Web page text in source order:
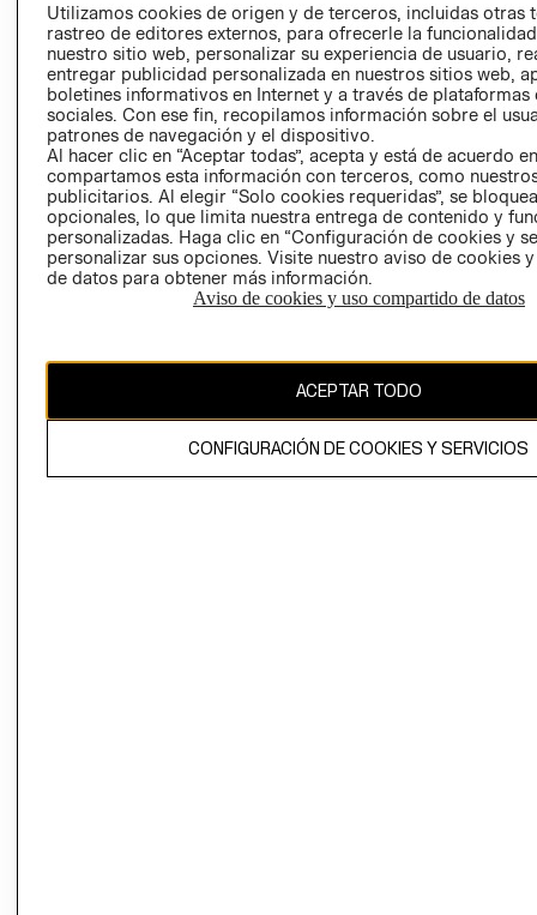
AVISO DE
PRIVACIDAD
GIFT CARD
AVISO DE
El contenido de esta página web está protegido por copyright y es
Utilizamos cookies de origen y de terceros, incluidas otras
rastreo de editores externos, para ofrecerle la
nuestro sitio web, personalizar su experiencia de usuario,
entregar publicidad personalizada en nuestros sitios web,
boletines informativos en Internet y a través de plataformas
sociales. Con ese fin, recopilamos información sobre el
patrones de navegación y el dispositivo.
Al hacer clic en “Aceptar todas”, acepta y está de acuerdo
compartamos esta información con terceros, como
publicitarios. Al elegir “Solo cookies requeridas”, se
opcionales, lo que limita nuestra entrega de contenido y
personalizadas. Haga clic en “Configuración de cookies y
personalizar sus opciones. Visite nuestro aviso de cookies
de datos para obtener más información.
Aviso de cookies y uso compartido de datos
ACEPTAR TODO
CONFIGURACIÓN DE COOKIES Y SERVICIOS